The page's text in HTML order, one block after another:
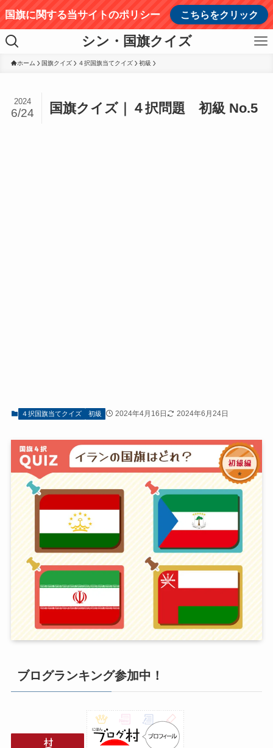
国旗に関する当サイトのポリシー こちらをクリック
シン・国旗クイズ
ホーム 国旗クイズ ４択国旗当てクイズ 初級
国旗クイズ｜４択問題 初級 No.5
2024
6/24
４択国旗当てクイズ 初級 2024年4月16日 2024年6月24日
ブログランキング参加中！